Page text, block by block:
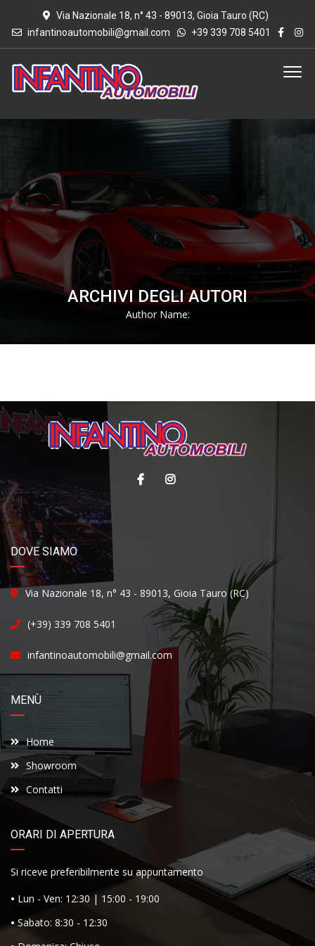
Via Nazionale 18, n° 43 - 89013, Gioia Tauro (RC)
infantinoautomobili@gmail.com
+39 339 708 5401
ARCHIVI DEGLI AUTORI
Author Name:
DOVE SIAMO
Via Nazionale 18, n° 43 - 89013, Gioia Tauro (RC)
(+39) 339 708 5401
infantinoautomobili@gmail.com
MENÙ
Home
Showroom
Contatti
ORARI DI APERTURA
Si riceve preferibilmente su appuntamento
• Lun - Ven: 12:30 | 15:00 - 19:00
•Sabato: 8:30 - 12:30